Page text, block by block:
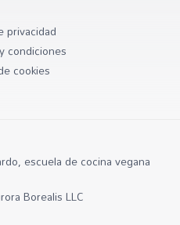
privacidad
condiciones
cookies
escuela de cocina vegana
Borealis LLC